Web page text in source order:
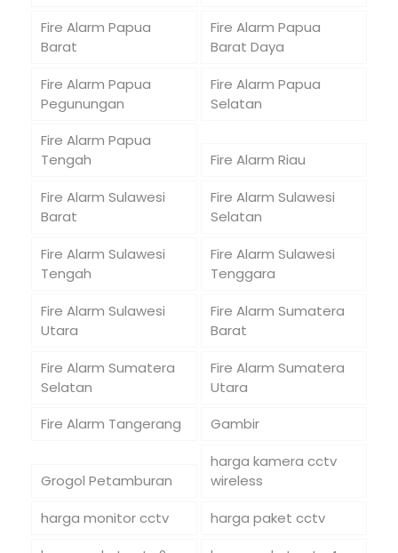
Fire Alarm Papua
Barat
Fire Alarm Papua
Barat Daya
Fire Alarm Papua
Pegunungan
Fire Alarm Papua
Selatan
Fire Alarm Papua
Tengah
Fire Alarm Riau
Fire Alarm Sulawesi
Barat
Fire Alarm Sulawesi
Selatan
Fire Alarm Sulawesi
Tengah
Fire Alarm Sulawesi
Tenggara
Fire Alarm Sulawesi
Utara
Fire Alarm Sumatera
Barat
Fire Alarm Sumatera
Selatan
Fire Alarm Sumatera
Utara
Fire Alarm Tangerang
Gambir
Grogol Petamburan
harga kamera cctv
wireless
harga monitor cctv
harga paket cctv